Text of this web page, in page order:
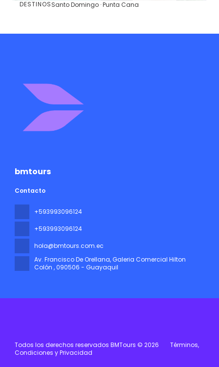
Ver
DESTINOSSanto Domingo · Punta Cana
bmtours
Contacto
+593993096124
+593993096124
hola@bmtours.com.ec
Av. Francisco De Orellana, Galeria Comercial Hilton
Colón , 090506 - Guayaquil
Todos los derechos reservados BMTours © 2026
Términos,
Condiciones y Privacidad